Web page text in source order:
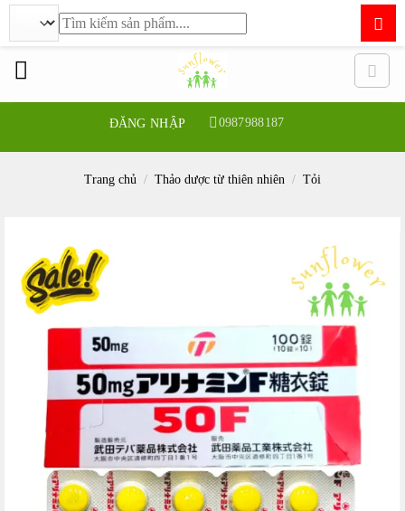
ĐĂNG NHẬP 0987988187
Tìm
kiếm:
Trang chủ / Thảo dược từ thiên nhiên / Tỏi